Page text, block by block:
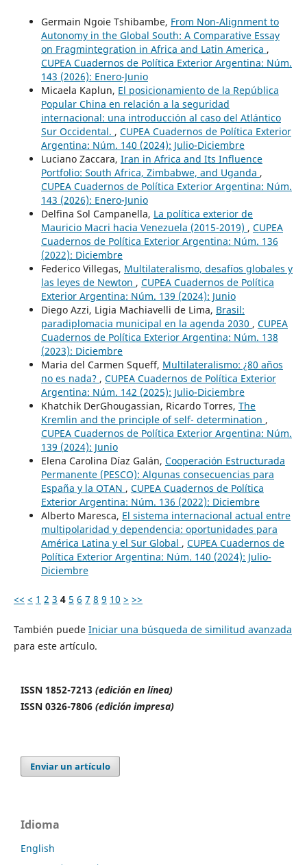
Germain Ngoie Tshibambe, From Non-Alignment to
Autonomy in the Global South: A Comparative Essay
on Fragmintegration in Africa and Latin America ,
CUPEA Cuadernos de Política Exterior Argentina: Núm.
143 (2026): Enero-Junio
Micaela Kaplun, El posicionamiento de la República
Popular China en relación a la seguridad
internacional: una introducción al caso del Atlántico
Sur Occidental. , CUPEA Cuadernos de Política Exterior
Argentina: Núm. 140 (2024): Julio-Diciembre
Luciano Zaccara, Iran in Africa and Its Influence
Portfolio: South Africa, Zimbabwe, and Uganda ,
CUPEA Cuadernos de Política Exterior Argentina: Núm.
143 (2026): Enero-Junio
Delfina Sol Campanella, La política exterior de
Mauricio Macri hacia Venezuela (2015-2019) , CUPEA
Cuadernos de Política Exterior Argentina: Núm. 136
(2022): Diciembre
Federico Villegas, Multilateralismo, desafíos globales y
las leyes de Newton , CUPEA Cuadernos de Política
Exterior Argentina: Núm. 139 (2024): Junio
Diego Azzi, Ligia Machiavelli de Lima, Brasil:
paradiplomacia municipal en la agenda 2030 , CUPEA
Cuadernos de Política Exterior Argentina: Núm. 138
(2023): Diciembre
Maria del Carmen Squeff, Multilateralismo: ¿80 años
no es nada? , CUPEA Cuadernos de Política Exterior
Argentina: Núm. 142 (2025): Julio-Diciembre
Khatchik DerGhougassian, Ricardo Torres, The
Kremlin and the principle of self- determination ,
CUPEA Cuadernos de Política Exterior Argentina: Núm.
139 (2024): Junio
Elena Carolina Díaz Galán, Cooperación Estructurada
Permanente (PESCO): Algunas consecuencias para
España y la OTAN , CUPEA Cuadernos de Política
Exterior Argentina: Núm. 136 (2022): Diciembre
Alberto Maresca, El sistema internacional actual entre
multipolaridad y dependencia: oportunidades para
América Latina y el Sur Global , CUPEA Cuadernos de
Política Exterior Argentina: Núm. 140 (2024): Julio-
Diciembre
<< < 1 2 3 4 5 6 7 8 9 10 > >>
También puede Iniciar una búsqueda de similitud avanzada
para este artículo.
ISSN 1852-7213 (edición en línea)
ISSN 0326-7806 (edición impresa)
Enviar un artículo
Idioma
English